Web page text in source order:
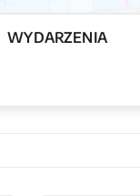
WYDARZENIA